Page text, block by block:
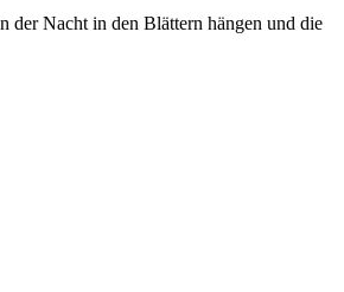
der Nacht in den Blättern hängen und die